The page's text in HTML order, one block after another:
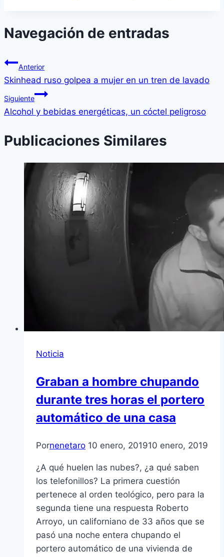
Navegación de entradas
Anterior
Skinhead ruso golpea a mujer en un tren de lavado
Siguiente
Alcohol y bebidas energéticas, un cóctel peligroso
Publicaciones Similares
Noticia
Graban a hombre chupando
durante tres horas el portero
automático de una casa
Pornenetaro 10 enero, 201910 enero, 2019
¿A qué huelen las nubes?, ¿a qué saben
los telefonillos? La primera cuestión
pertenece al orden teológico, pero para la
segunda tiene una respuesta Roberto
Arroyo, un californiano de 33 años que se
pasó una noche entera chupando el
portero automático de una vivienda de